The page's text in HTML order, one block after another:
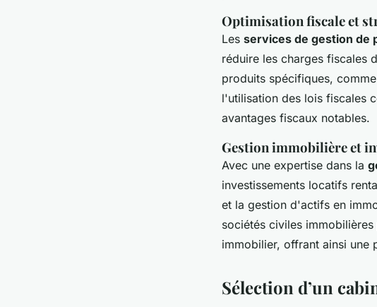
Optimisation fiscale et
Les services de gestion de
réduire les charges fiscales
produits spécifiques,
l'utilisation des lois fiscales
avantages fiscaux notables.
Gestion immobilière et
Avec une expertise dans la
investissements locatifs
et la gestion d'actifs en
sociétés civiles
immobilier, offrant ainsi une
Sélection d’un